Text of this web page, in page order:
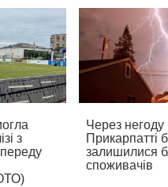
з
Через негоду
Прикарпатті
залишилися
споживачів